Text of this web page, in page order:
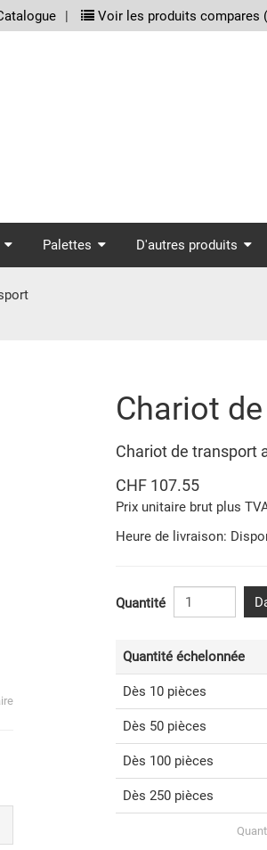
Voir les produits compares
Palettes D'autres produits
Chariot
Chariot de transport
CHF 107.55
Prix unitaire brut plus
Heure de livraison:
Quantité
Quantité échelonnée
Dès 10 pièces
Dès 50 pièces
Dès 100 pièces
Dès 250 pièces